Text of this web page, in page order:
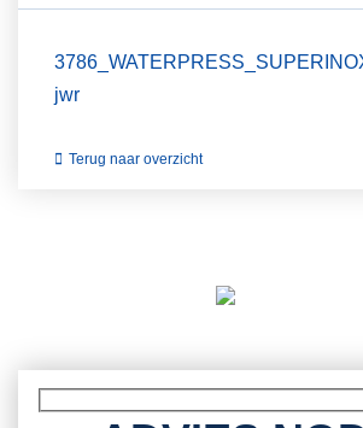
jwr
Terug naar overzicht